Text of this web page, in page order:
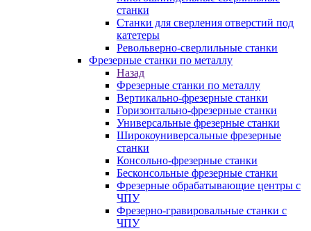
станки
Станки для сверления отверстий под
катетеры
Револьверно-сверлильные станки
Фрезерные станки по металлу
Назад
Фрезерные станки по металлу
Вертикально-фрезерные станки
Горизонтально-фрезерные станки
Универсальные фрезерные станки
Широкоуниверсальные фрезерные
станки
Консольно-фрезерные станки
Бесконсольные фрезерные станки
Фрезерные обрабатывающие центры с
ЧПУ
Фрезерно-гравировальные станки с
ЧПУ